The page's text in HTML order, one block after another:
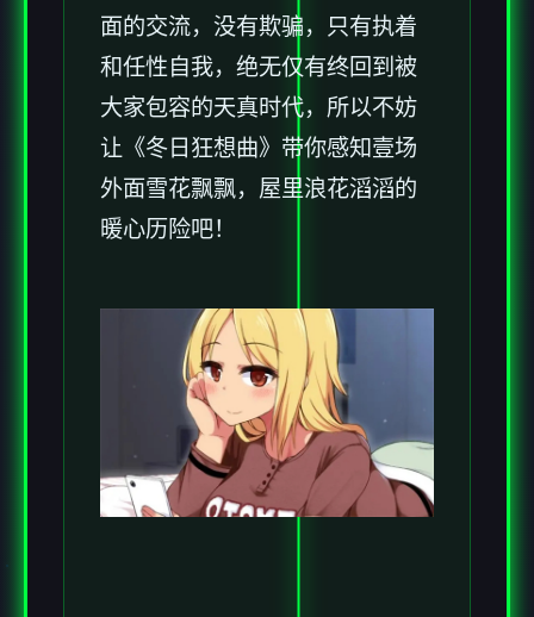
面的交流，没有欺骗，只有执着
和任性自我，绝无仅有终回到被
大家包容的天真时代，所以不妨
让《冬日狂想曲》带你感知壹场​​
外面雪花飘飘，屋里浪花滔滔​​的
暖心历险吧！